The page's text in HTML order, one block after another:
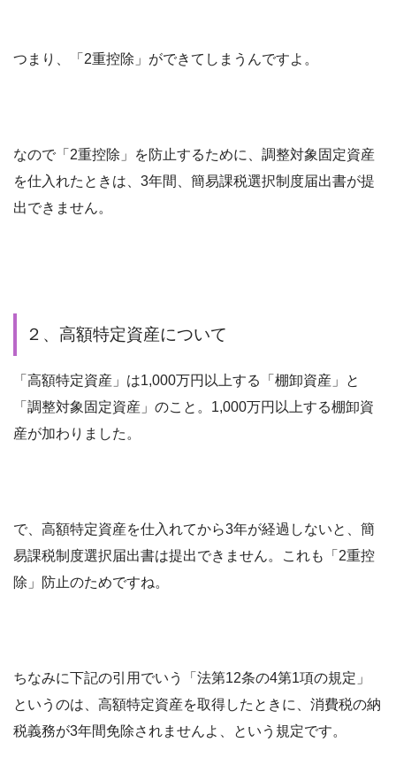
つまり、「2重控除」ができてしまうんですよ。
なので「2重控除」を防止するために、調整対象固定資産
を仕入れたときは、3年間、簡易課税選択制度届出書が提
出できません。
２、高額特定資産について
「高額特定資産」は1,000万円以上する「棚卸資産」と
「調整対象固定資産」のこと。1,000万円以上する棚卸資
産が加わりました。
で、高額特定資産を仕入れてから3年が経過しないと、簡
易課税制度選択届出書は提出できません。これも「2重控
除」防止のためですね。
ちなみに下記の引用でいう「法第12条の4第1項の規定」
というのは、高額特定資産を取得したときに、消費税の納
税義務が3年間免除されませんよ、という規定です。